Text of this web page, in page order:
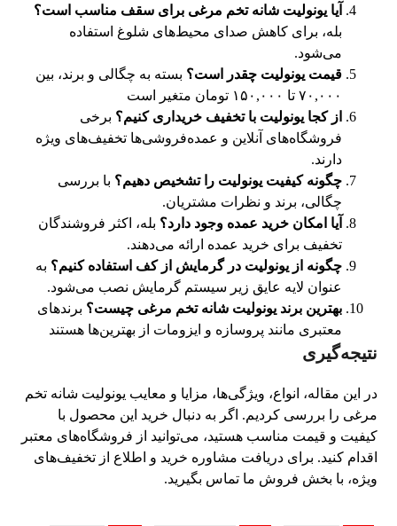
آیا یونولیت شانه تخم مرغی برای سقف مناسب است؟
بله، برای کاهش صدای محیط‌های شلوغ استفاده
می‌شود.
قیمت یونولیت چقدر است؟ بسته به چگالی و برند، بین
۷۰,۰۰۰ تا ۱۵۰,۰۰۰ تومان متغیر است
از کجا یونولیت با تخفیف خریداری کنیم؟ برخی
فروشگاه‌های آنلاین و عمده‌فروشی‌ها تخفیف‌های ویژه
دارند.
چگونه کیفیت یونولیت را تشخیص دهیم؟ با بررسی
چگالی، برند و نظرات مشتریان.
آیا امکان خرید عمده وجود دارد؟ بله، اکثر فروشندگان
تخفیف برای خرید عمده ارائه می‌دهند.
چگونه از یونولیت در گرمایش از کف استفاده کنیم؟ به
عنوان لایه عایق زیر سیستم گرمایش نصب می‌شود.
بهترین برند یونولیت شانه تخم مرغی چیست؟ برندهای
معتبری مانند پروسازه و ایزومات از بهترین‌ها هستند
نتیجه‌گیری
در این مقاله، انواع، ویژگی‌ها، مزایا و معایب یونولیت شانه تخم
مرغی را بررسی کردیم. اگر به دنبال خرید این محصول با
کیفیت و قیمت مناسب هستید، می‌توانید از فروشگاه‌های معتبر
اقدام کنید. برای دریافت مشاوره خرید و اطلاع از تخفیف‌های
ویژه، با بخش فروش ما تماس بگیرید.